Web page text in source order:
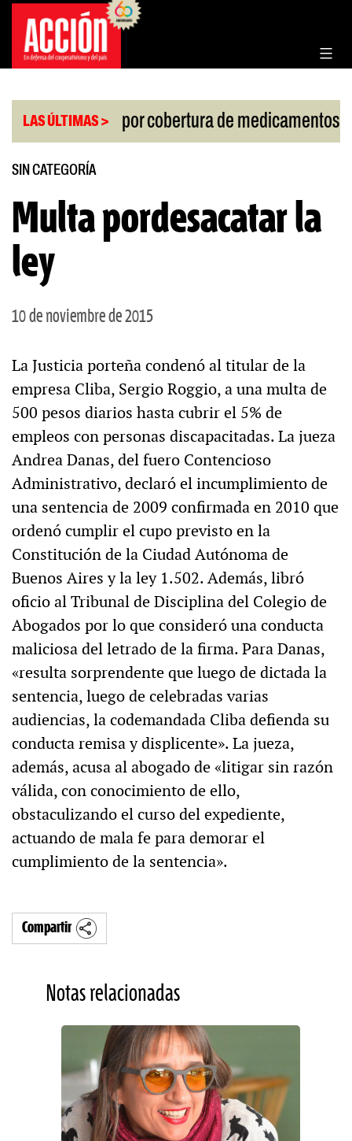
Saltar
contenido
LAS ÚLTIMAS >
de la Corte por cobertura de medicamentos |
SIN CATEGORÍA
Multa pordesacatar la
ley
10 de noviembre de 2015
La Justicia porteña condenó al titular de la
empresa Cliba, Sergio Roggio, a una multa de
500 pesos diarios hasta cubrir el 5% de
empleos con personas discapacitadas. La jueza
Andrea Danas, del fuero Contencioso
Administrativo, declaró el incumplimiento de
una sentencia de 2009 confirmada en 2010 que
ordenó cumplir el cupo previsto en la
Constitución de la Ciudad Autónoma de
Buenos Aires y la ley 1.502. Además, libró
oficio al Tribunal de Disciplina del Colegio de
Abogados por lo que consideró una conducta
maliciosa del letrado de la firma. Para Danas,
«resulta sorprendente que luego de dictada la
sentencia, luego de celebradas varias
audiencias, la codemandada Cliba defienda su
conducta remisa y displicente». La jueza,
además, acusa al abogado de «litigar sin razón
válida, con conocimiento de ello,
obstaculizando el curso del expediente,
actuando de mala fe para demorar el
cumplimiento de la sentencia».
Compartir
Notas relacionadas